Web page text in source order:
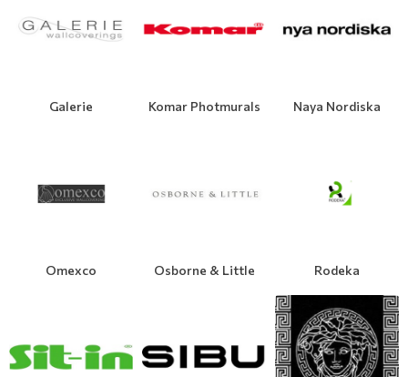
Galerie Komar Photmurals Naya Nordiska
Omexco Osborne & Little Rodeka